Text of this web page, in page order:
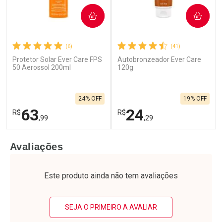
(6)
Protetor Solar Ever Care FPS
50 Aerossol 200ml
R$63,99
24% OFF
COMPRAR
Laboratório
Por Menos
(41)
Autobronzeador Ever Care
120g
R$24,29
19% OFF
COMPRAR
Laboratório
Por Menos
Avaliações
Este produto ainda não tem avaliações
SEJA O PRIMEIRO A AVALIAR